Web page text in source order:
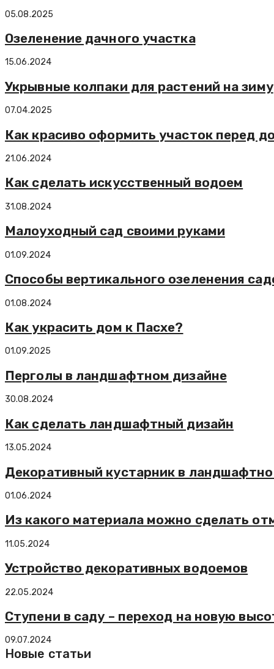
05.08.2025
Озеленение дачного участка
15.06.2024
Укрывные колпаки для растений на зиму
07.04.2025
Как красиво оформить участок перед
21.06.2024
Как сделать искусственный водоем
31.08.2024
Малоуходный сад своими руками
01.09.2024
Способы вертикального озеленения
01.08.2024
Как украсить дом к Пасхе?
01.09.2025
Перголы в ландшафтном дизайне
30.08.2024
Как сделать ландшафтный дизайн
13.05.2024
Декоративный кустарник в
01.06.2024
Из какого материала можно сделать
11.05.2024
Устройство декоративных водоемов
22.05.2024
Ступени в саду – переход на новую
09.07.2024
Новые статьи